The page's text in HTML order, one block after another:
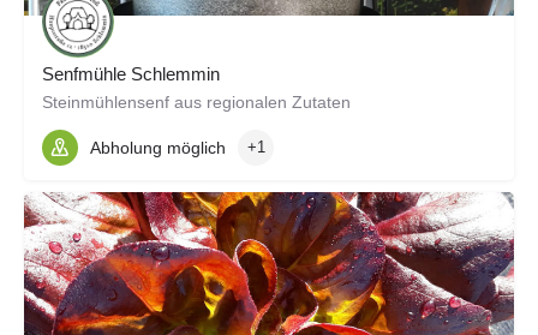
Senfmühle Schlemmin
Steinmühlensenf aus regionalen Zutaten
Abholung möglich +1